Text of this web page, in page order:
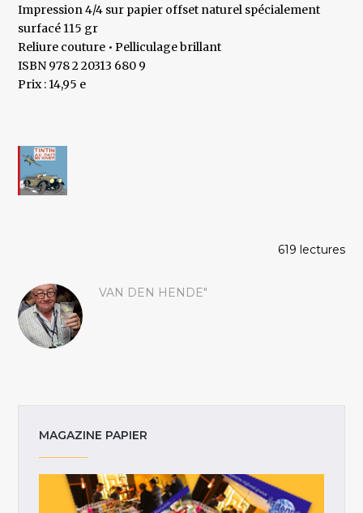
Impression 4/4 sur papier offset naturel spécialement
surfacé 115 gr
Reliure couture • Pelliculage brillant
ISBN 978 2 20313 680 9
Prix : 14,95 e
619 lectures
VAN DEN HENDE"
MAGAZINE PAPIER